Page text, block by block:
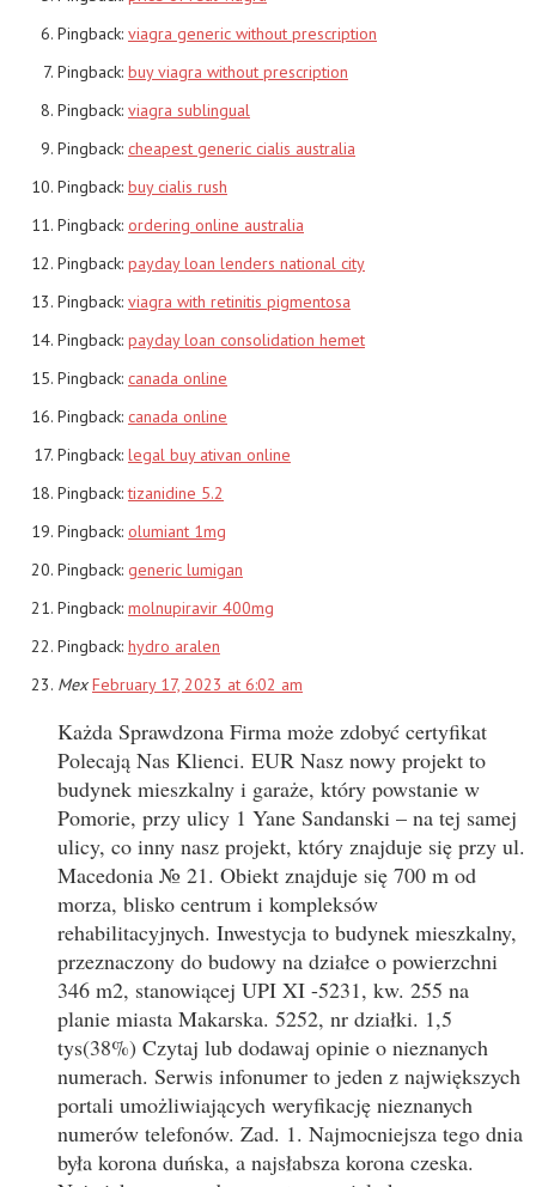
Pingback: viagra generic without prescription
Pingback: buy viagra without prescription
Pingback: viagra sublingual
Pingback: cheapest generic cialis australia
Pingback: buy cialis rush
Pingback: ordering online australia
Pingback: payday loan lenders national city
Pingback: viagra with retinitis pigmentosa
Pingback: payday loan consolidation hemet
Pingback: canada online
Pingback: canada online
Pingback: legal buy ativan online
Pingback:tizanidine 5.2
Pingback: olumiant 1mg
Pingback: generic lumigan
Pingback: molnupiravir 400mg
Pingback: hydro aralen
MexFebruary 17, 2023 at 6:02 am
Każda Sprawdzona Firma może zdobyć certyfikat
Polecają Nas Klienci. EUR Nasz nowy projekt to
budynek mieszkalny i garaże, który powstanie w
Pomorie, przy ulicy 1 Yane Sandanski – na tej samej
ulicy, co inny nasz projekt, który znajduje się przy ul.
Macedonia № 21. Obiekt znajduje się 700 m od
morza, blisko centrum i kompleksów
rehabilitacyjnych. Inwestycja to budynek mieszkalny,
przeznaczony do budowy na działce o powierzchni
346 m2, stanowiącej UPI XI -5231, kw. 255 na
planie miasta Makarska. 5252, nr działki. 1,5
tys(38%) Czytaj lub dodawaj opinie o nieznanych
numerach. Serwis infonumer to jeden z największych
portali umożliwiających weryfikację nieznanych
numerów telefonów. Zad. 1. Najmocniejsza tego dnia
była korona duńska, a najsłabsza korona czeska.